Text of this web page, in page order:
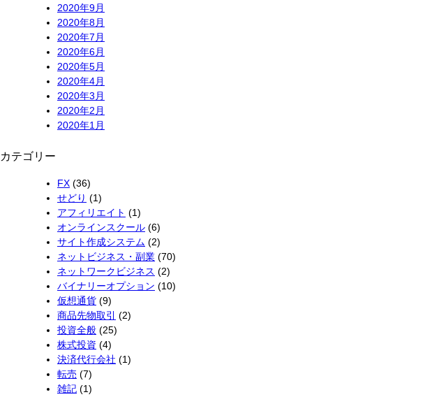
2020年9月
2020年8月
2020年7月
2020年6月
2020年5月
2020年4月
2020年3月
2020年2月
2020年1月
カテゴリー
FX (36)
せどり (1)
アフィリエイト (1)
オンラインスクール (6)
サイト作成システム (2)
ネットビジネス・副業 (70)
ネットワークビジネス (2)
バイナリーオプション (10)
仮想通貨 (9)
商品先物取引
(2)
投資全般 (25)
株式投資 (4)
決済代行会社 (1)
転売 (7)
雑記 (1)